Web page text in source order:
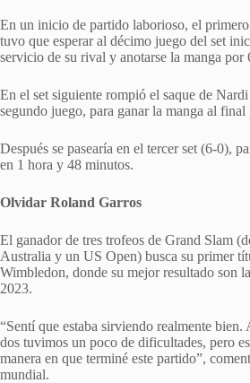
En un inicio de partido laborioso, el
tuvo que esperar al décimo juego del set
servicio de su rival y anotarse la manga por
En el set siguiente rompió el saque de
segundo juego, para ganar la manga al final
Después se pasearía en el tercer set (6-0),
en 1 hora y 48 minutos.
Olvidar Roland Garros
El ganador de tres trofeos de Grand Slam
Australia y un US Open) busca su primer
Wimbledon, donde su mejor resultado son
2023.
“Sentí que estaba sirviendo realmente
dos tuvimos un poco de dificultades, pero
manera en que terminé este partido”,
mundial.